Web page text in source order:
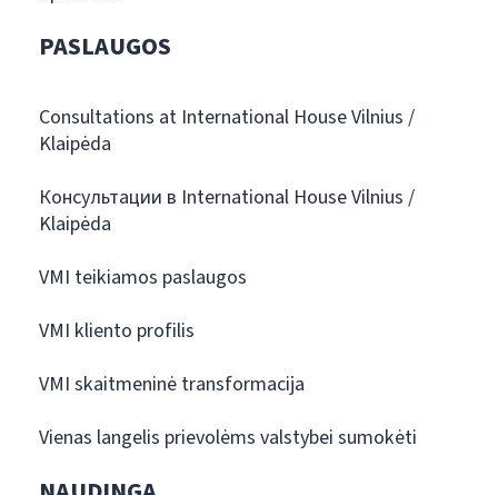
PASLAUGOS
Consultations at International House Vilnius /
Klaipėda
Консультации в International House Vilnius /
Klaipėda
VMI teikiamos paslaugos
VMI kliento profilis
VMI skaitmeninė transformacija
Vienas langelis prievolėms valstybei sumokėti